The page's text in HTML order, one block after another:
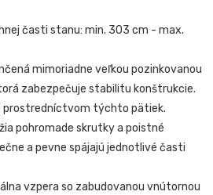
časti stanu: min. 303 cm - max.
mimoriadne veľkou pozinkovanou
zabezpečuje stabilitu konštrukcie.
prostredníctvom týchto pätiek.
pohromade skrutky a poistné
a pevne spájajú jednotlivé časti
vzpera so zabudovanou vnútornou